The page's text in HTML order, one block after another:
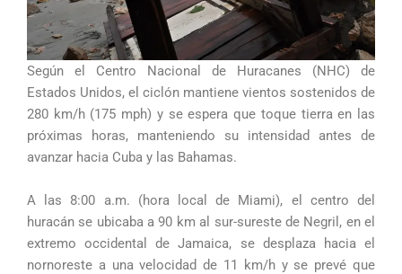
Según el Centro Nacional de Huracanes (NHC) de
Estados Unidos, el ciclón mantiene vientos sostenidos de
280 km/h (175 mph) y se espera que toque tierra en las
próximas horas, manteniendo su intensidad antes de
avanzar hacia Cuba y las Bahamas.
A las 8:00 a.m. (hora local de Miami), el centro del
huracán se ubicaba a 90 km al sur-sureste de Negril, en el
extremo occidental de Jamaica, se desplaza hacia el
nornoreste a una velocidad de 11 km/h y se prevé que